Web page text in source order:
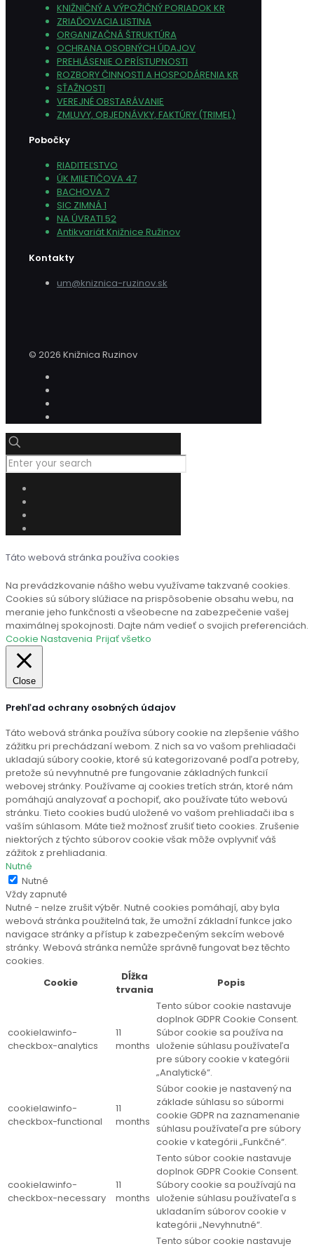
KNIŽNIČNÝ A VÝPOŽIČNÝ PORIADOK KR
ZRIAĎOVACIA LISTINA
ORGANIZAČNÁ ŠTRUKTÚRA
OCHRANA OSOBNÝCH ÚDAJOV
PREHLÁSENIE O PRÍSTUPNOSTI
ROZBORY ČINNOSTI A HOSPODÁRENIA KR
SŤAŽNOSTI
VEREJNÉ OBSTARÁVANIE
ZMLUVY, OBJEDNÁVKY, FAKTÚRY (TRIMEL)
Pobočky
RIADITEĽSTVO
ÚK MILETIČOVA 47
BACHOVA 7
SIC ZIMNÁ 1
NA ÚVRATI 52
Antikvariát Knižnice Ružinov
Kontakty
um@kniznica-ruzinov.sk
© 2026 Knižnica Ruzinov
Táto webová stránka používa cookies
Na prevádzkovanie nášho webu využívame takzvané cookies.
Cookies sú súbory slúžiace na prispôsobenie obsahu webu, na
meranie jeho funkčnosti a všeobecne na zabezpečenie vašej
maximálnej spokojnosti. Dajte nám vedieť o svojich preferenciách.
Cookie Nastavenia Prijať všetko
Close
Prehľad ochrany osobných údajov
Táto webová stránka používa súbory cookie na zlepšenie vášho
zážitku pri prechádzaní webom. Z nich sa vo vašom prehliadači
ukladajú súbory cookie, ktoré sú kategorizované podľa potreby,
pretože sú nevyhnutné pre fungovanie základných funkcií
webovej stránky. Používame aj cookies tretích strán, ktoré nám
pomáhajú analyzovať a pochopiť, ako používate túto webovú
stránku. Tieto cookies budú uložené vo vašom prehliadači iba s
vaším súhlasom. Máte tiež možnosť zrušiť tieto cookies. Zrušenie
niektorých z týchto súborov cookie však môže ovplyvniť váš
zážitok z prehliadania.
Nutné
Nutné
Vždy zapnuté
Nutné - nelze zrušit výběr. Nutné cookies pomáhají, aby byla
webová stránka použitelná tak, že umožní základní funkce jako
navigace stránky a přístup k zabezpečeným sekcím webové
stránky. Webová stránka nemůže správně fungovat bez těchto
cookies.
Cookie
Dĺžka
trvania
Popis
cookielawinfo-
checkbox-analytics
11
months
Tento súbor cookie nastavuje
doplnok GDPR Cookie Consent.
Súbor cookie sa používa na
uloženie súhlasu používateľa
pre súbory cookie v kategórii
„Analytické“.
cookielawinfo-
checkbox-functional
11
months
Súbor cookie je nastavený na
základe súhlasu so súbormi
cookie GDPR na zaznamenanie
súhlasu používateľa pre súbory
cookie v kategórii „Funkčné“.
cookielawinfo-
checkbox-necessary
11
months
Tento súbor cookie nastavuje
doplnok GDPR Cookie Consent.
Súbory cookie sa používajú na
uloženie súhlasu používateľa s
ukladaním súborov cookie v
kategórii „Nevyhnutné“.
Tento súbor cookie nastavuje